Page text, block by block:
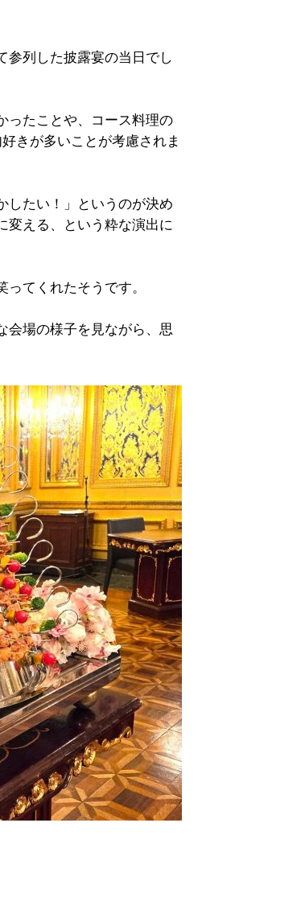
参列した披露宴の当日でし
ったことや、コース料理の
きが多いことが考慮されま
したい！」というのが決め
変える、という粋な演出に
てくれたそうです。
会場の様子を見ながら、思